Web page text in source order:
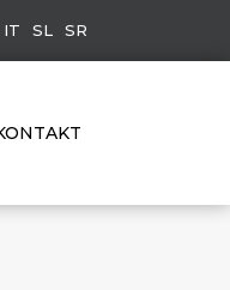
IT SL SR